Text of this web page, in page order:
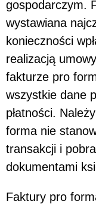
gospodarczym.
wystawiana
konieczności
realizacją
fakturze pro
wszystkie dane
płatności.
forma nie
transakcji i
dokumentami
Faktury pro